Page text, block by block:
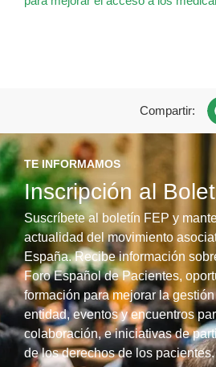
Compartir:
TE INFORMAMOS
Inscripción al
Suscríbete al boletín FEP y
actualidad del movimiento
España. Recibe información
Foro Español de Pacientes,
formación para mejorar la
entidad, eventos y encuentros
colaboración, e iniciativas de
de los derechos de los